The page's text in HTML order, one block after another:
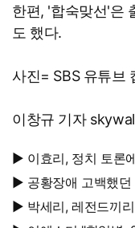
한편, '합숙맞선'은
도 했다.
사진= SBS 유튜브
이창규 기자
▶ 이효리, 정치 토론에 난감 반응…보수 vs 진보 사연에 "빠
지면 안 될까요?"
▶ 공황장애 고백했던 김용빈, 180도 달라진 삶…연이은 겹경
사
▶ 박세리, 레전드끼리 만남 화제…부자 동생에게 밥 샀다가